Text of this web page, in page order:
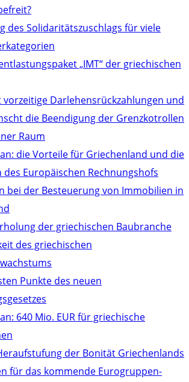
des Solidaritätszuschlags für viele
„IMT“ der griechischen
Darlehensrückzahlungen und
die Beendigung der Grenzkotrollen
Raum
die Vorteile für Griechenland und die
Europäischen Rechnungshofs
bei der Besteuerung von Immobilien in
der griechischen Baubranche
des griechischen
Punkte des neuen
640 Mio. EUR für griechische
der Bonität Griechenlands
für das kommende Eurogruppen-